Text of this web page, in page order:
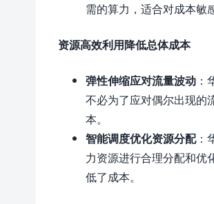
需的算力，适合对成本敏
资源高效利用降低总体成本
弹性伸缩应对流量波动
不必为了应对偶尔出现的
本。
智能调度优化资源分配：
力资源进行合理分配和优
低了成本。